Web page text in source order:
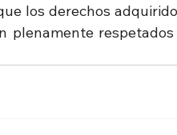
los derechos
plenamente